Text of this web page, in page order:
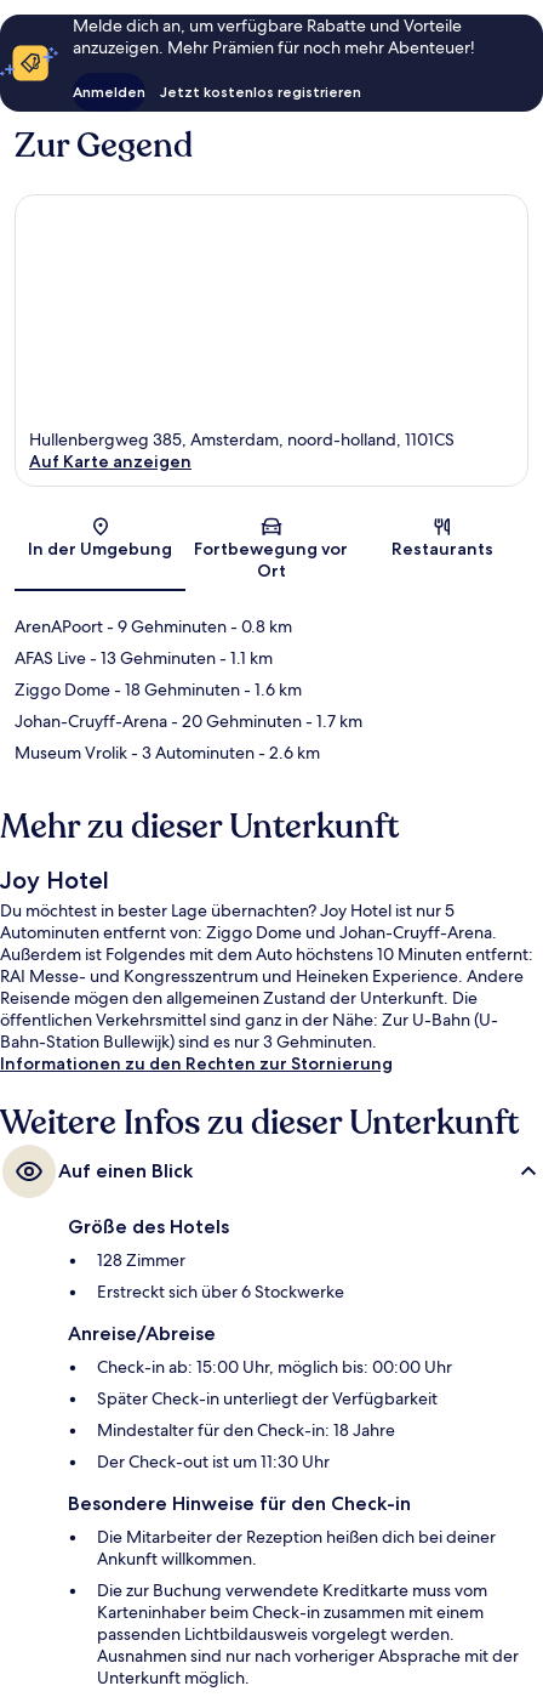
Melde dich an, um verfügbare Rabatte und Vorteile
anzuzeigen. Mehr Prämien für noch mehr Abenteuer!
Anmelden Jetzt kostenlos registrieren
Zur Gegend
Karte
Hullenbergweg 385, Amsterdam, noord-holland, 1101CS
Auf Karte anzeigen
In der Umgebung
Fortbewegung vor
Ort
Restaurants
ArenAPoort- 9 Gehminuten- 0.8 km
AFAS Live- 13 Gehminuten- 1.1 km
Ziggo Dome- 18 Gehminuten- 1.6 km
Johan-Cruyff-Arena- 20 Gehminuten- 1.7 km
Museum Vrolik- 3 Autominuten- 2.6 km
Mehr zu dieser Unterkunft
Joy Hotel
Du möchtest in bester Lage übernachten? Joy Hotel ist nur 5
Autominuten entfernt von: Ziggo Dome und Johan-Cruyff-Arena.
Außerdem ist Folgendes mit dem Auto höchstens 10 Minuten entfernt:
RAI Messe- und Kongresszentrum und Heineken Experience. Andere
Reisende mögen den allgemeinen Zustand der Unterkunft. Die
öffentlichen Verkehrsmittel sind ganz in der Nähe: Zur U-Bahn (U-
Bahn-Station Bullewijk) sind es nur 3 Gehminuten.
Informationen zu den Rechten zur Stornierung
Weitere Infos zu dieser Unterkunft
Auf einen Blick
Größe des Hotels
128 Zimmer
Erstreckt sich über 6 Stockwerke
Anreise/Abreise
Check-in ab: 15:00 Uhr, möglich bis: 00:00 Uhr
Später Check-in unterliegt der Verfügbarkeit
Mindestalter für den Check-in: 18 Jahre
Der Check-out ist um 11:30 Uhr
Besondere Hinweise für den Check-in
Die Mitarbeiter der Rezeption heißen dich bei deiner
Ankunft willkommen.
Die zur Buchung verwendete Kreditkarte muss vom
Karteninhaber beim Check-in zusammen mit einem
passenden Lichtbildausweis vorgelegt werden.
Ausnahmen sind nur nach vorheriger Absprache mit der
Unterkunft möglich.